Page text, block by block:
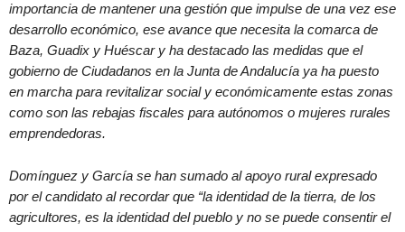
importancia de mantener una gestión que impulse de una vez ese
desarrollo económico, ese avance que necesita la comarca de
Baza, Guadix y Huéscar y ha destacado las medidas que el
gobierno de Ciudadanos en la Junta de Andalucía ya ha puesto
en marcha para revitalizar social y económicamente estas zonas
como son las rebajas fiscales para autónomos o mujeres rurales
emprendedoras.
Domínguez y García se han sumado al apoyo rural expresado
por el candidato al recordar que “la identidad de la tierra, de los
agricultores, es la identidad del pueblo y no se puede consentir el